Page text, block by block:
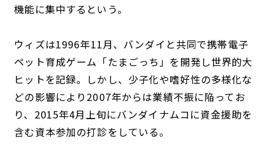
機能に集中するという。
ウィズは1996年11月、バンダイと共同で携帯電子
ペット育成ゲーム「たまごっち」を開発し世界的大
ヒットを記録。しかし、少子化や嗜好性の多様化な
どの影響により2007年からは業績不振に陥ってお
り、2015年4月上旬にバンダイナムコに資金援助を
含む資本参加の打診をしている。